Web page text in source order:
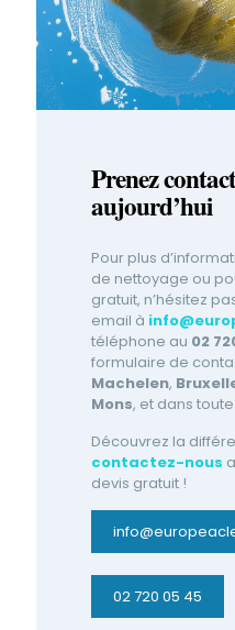
Prenez
aujourd’hui
Pour plus
de nettoyage ou
gratuit, n’hésitez
email à
téléphone au 02
formulaire de
Machelen,
Mons, et dans
Découvrez la
contactez-nous
devis gratuit !
02 720 05 45